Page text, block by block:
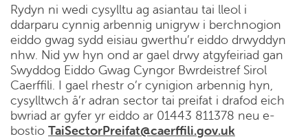
Rydyn ni wedi cysylltu ag asiantau tai lleol i
ddarparu cynnig arbennig unigryw i berchnogion
eiddo gwag sydd eisiau gwerthu’r eiddo drwyddyn
nhw. Nid yw hyn ond ar gael drwy atgyfeiriad gan
Swyddog Eiddo Gwag Cyngor Bwrdeistref Sirol
Caerffili. I gael rhestr o’r cynigion arbennig hyn,
cysylltwch â’r adran sector tai preifat i drafod eich
bwriad ar gyfer yr eiddo ar 01443 811378 neu e-
bostio TaiSectorPreifat@caerffili.gov.uk